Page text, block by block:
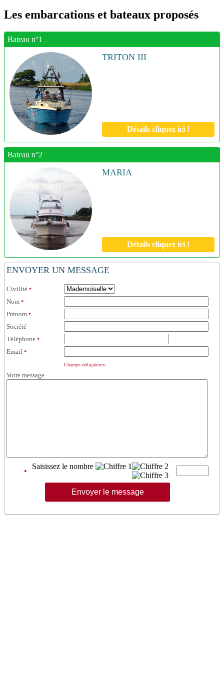
Les embarcations et bateaux proposés
Bateau n°1
TRITON III
Détails cliquez ici !
Bateau n°2
MARIA
Détails cliquez ici !
ENVOYER UN MESSAGE
Civilité *
Nom *
Prénom *
Société
Téléphone *
Email *
Champs obligatoires
Votre message
•
Saisissez le nombre